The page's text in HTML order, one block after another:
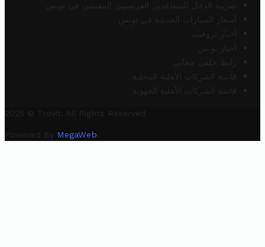
ضريبة الدخل للمتقاعدين الفرنسيين المقيمين في تونس
أسعار السيارات الجديدة في تونس
أخبار تروفيت
أخبار تونس
رابط خلفي مجاني
قائمة الشركات الأهلية المحلية
قائمة الشركات الأهلية الجهوية
2025 © Trovit. All Rights Reserved.
Powered By MegaWeb